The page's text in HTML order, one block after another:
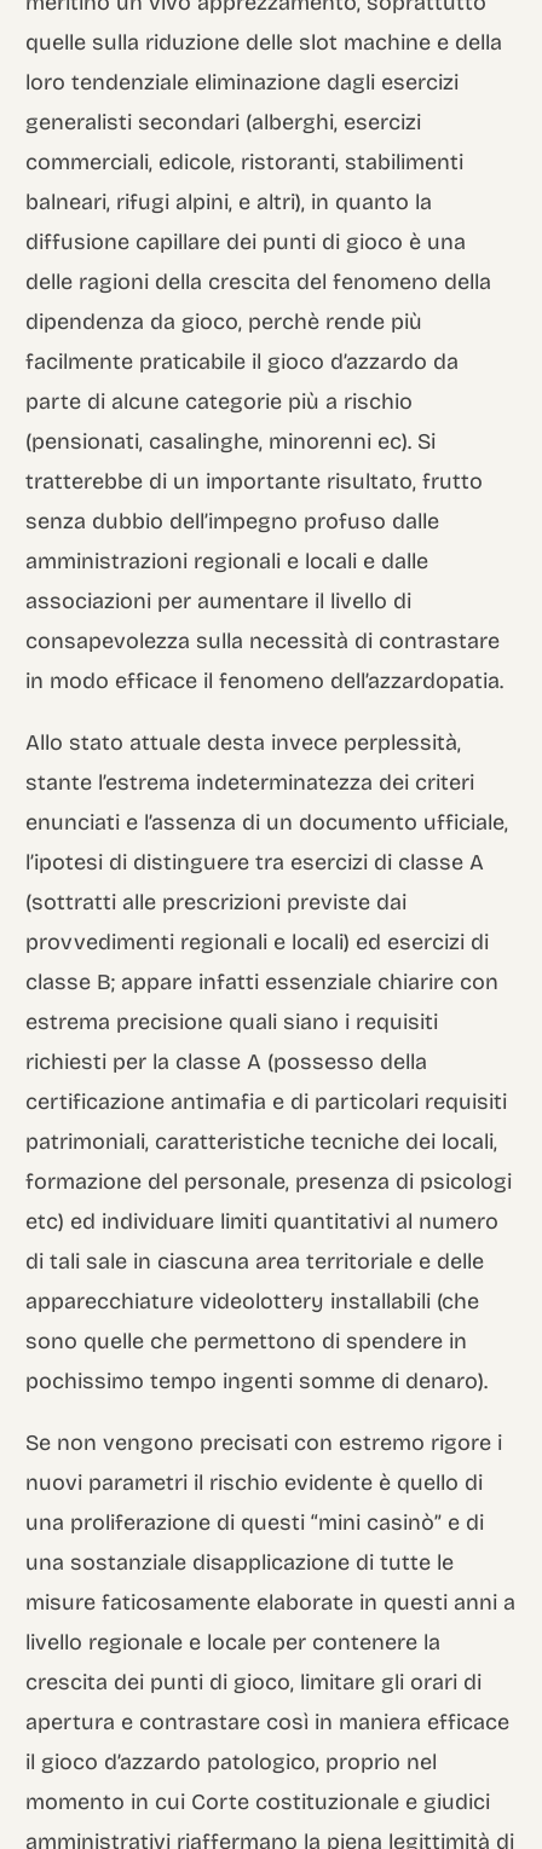
quelle sulla riduzione delle slot machine e della
loro tendenziale eliminazione dagli esercizi
generalisti secondari (alberghi, esercizi
commerciali, edicole, ristoranti, stabilimenti
balneari, rifugi alpini, e altri), in quanto la
diffusione capillare dei punti di gioco è una
delle ragioni della crescita del fenomeno della
dipendenza da gioco, perchè rende più
facilmente praticabile il gioco d’azzardo da
parte di alcune categorie più a rischio
(pensionati, casalinghe, minorenni ec). Si
tratterebbe di un importante risultato, frutto
senza dubbio dell’impegno profuso dalle
amministrazioni regionali e locali e dalle
associazioni per aumentare il livello di
consapevolezza sulla necessità di contrastare
in modo efficace il fenomeno dell’azzardopatia.
Allo stato attuale desta invece perplessità,
stante l’estrema indeterminatezza dei criteri
enunciati e l’assenza di un documento ufficiale,
l’ipotesi di distinguere tra esercizi di classe A
(sottratti alle prescrizioni previste dai
provvedimenti regionali e locali) ed esercizi di
classe B; appare infatti essenziale chiarire con
estrema precisione quali siano i requisiti
richiesti per la classe A (possesso della
certificazione antimafia e di particolari requisiti
patrimoniali, caratteristiche tecniche dei locali,
formazione del personale, presenza di psicologi
etc) ed individuare limiti quantitativi al numero
di tali sale in ciascuna area territoriale e delle
apparecchiature videolottery installabili (che
sono quelle che permettono di spendere in
pochissimo tempo ingenti somme di denaro).
Se non vengono precisati con estremo rigore i
nuovi parametri il rischio evidente è quello di
una proliferazione di questi “mini casinò” e di
una sostanziale disapplicazione di tutte le
misure faticosamente elaborate in questi anni a
livello regionale e locale per contenere la
crescita dei punti di gioco, limitare gli orari di
apertura e contrastare così in maniera efficace
il gioco d’azzardo patologico, proprio nel
momento in cui Corte costituzionale e giudici
amministrativi riaffermano la piena legittimità di